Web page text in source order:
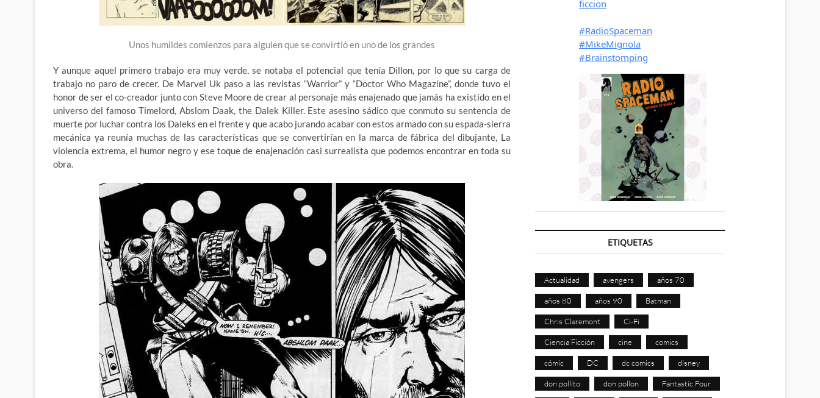
Unos humildes comienzos para alguien que se convirtió en uno de los grandes
Y aunque aquel primero trabajo era muy verde, se notaba el potencial que tenía Dillon, por lo que su carga de
trabajo no paro de crecer. De Marvel Uk paso a las revistas “Warrior” y “Doctor Who Magazine”, donde tuvo el
honor de ser el co-creador junto con Steve Moore de crear al personaje más enajenado que jamás ha existido en el
universo del famoso Timelord, Abslom Daak, the Dalek Killer. Este asesino sádico que conmuto su sentencia de
muerte por luchar contra los Daleks en el frente y que acabo jurando acabar con estos armado con su espada-sierra
mecánica ya reunía muchas de las características que se convertirían en la marca de fábrica del dibujante, La
violencia extrema, el humor negro y ese toque de enajenación casi surrealista que podemos encontrar en toda su
obra.
ETIQUETAS
Actualidad avengers años 70
años 80 años 90 Batman
Chris Claremont Ci-Fi
Ciencia Ficción cine comics
cómic DC dc comics disney
don pollito don pollon Fantastic Four